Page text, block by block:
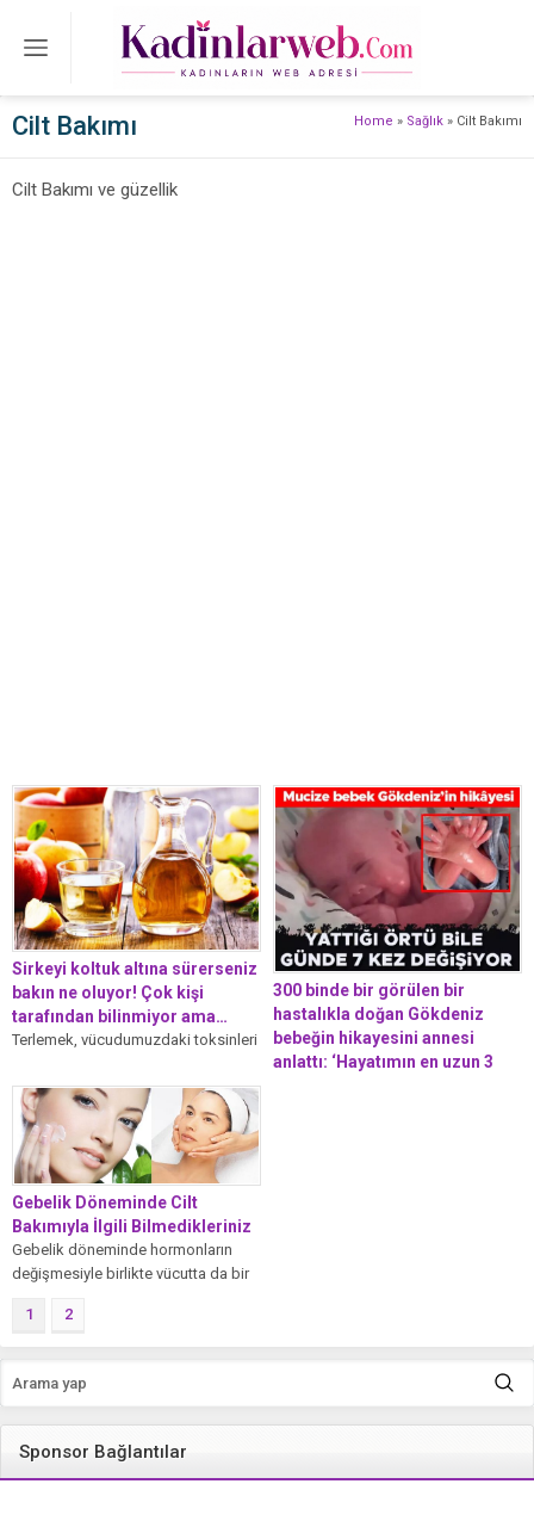
Home » Sağlık » Cilt Bakımı
Cilt Bakımı
Cilt Bakımı ve güzellik
Sirkeyi koltuk altına sürerseniz
bakın ne oluyor! Çok kişi
tarafından bilinmiyor ama…
Terlemek, vücudumuzdaki toksinleri
Ancak bazı kişilerde terleme aynı
zamanda kötü kokuya...
300 binde bir görülen bir
hastalıkla doğan Gökdeniz
bebeğin hikayesini annesi
anlattı: ‘Hayatımın en uzun 3
Gebelik Döneminde Cilt
Bakımıyla İlgili Bilmedikleriniz
Gebelik döneminde hormonların
değişmesiyle birlikte vücutta da bir
Cilt elastikiyetini kaybeder,...
1 2
Sponsor Bağlantılar